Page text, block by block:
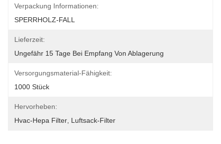
Verpackung Informationen:
SPERRHOLZ-FALL
Lieferzeit:
Ungefähr 15 Tage Bei Empfang Von Ablagerung
Versorgungsmaterial-Fähigkeit:
1000 Stück
Hervorheben:
Hvac-Hepa Filter Luftsack-Filter